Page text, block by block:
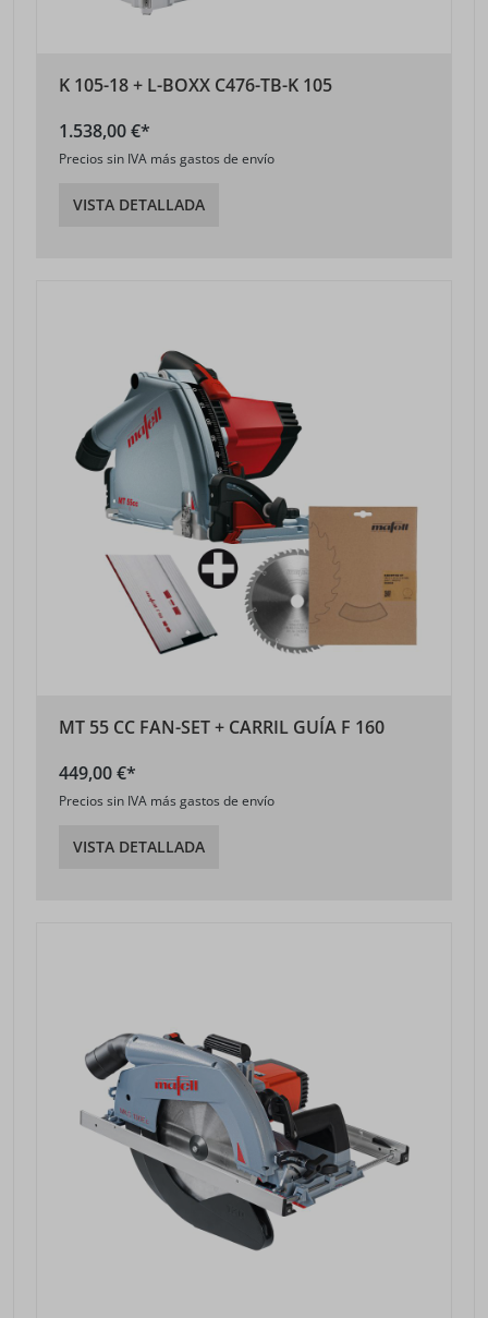
K 105-18 + L-BOXX C476-TB-K 105
1.538,00 €*
Precios sin IVA más gastos de envío
VISTA DETALLADA
MT 55 CC FAN-SET + CARRIL GUÍA F 160
449,00 €*
Precios sin IVA más gastos de envío
VISTA DETALLADA